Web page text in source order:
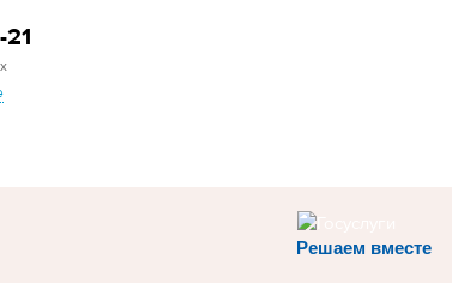
Решаем вместе